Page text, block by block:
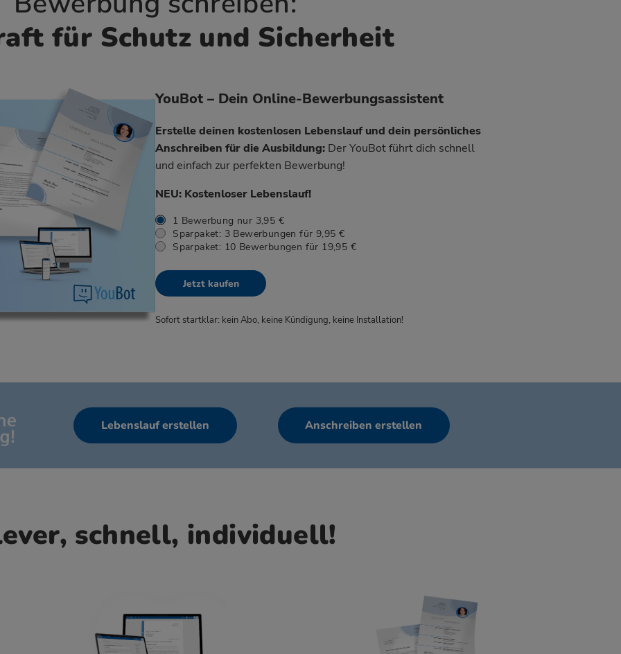
für Schutz und Sicherheit
YouBot – Dein Online-Bewerbungsassistent
Erstelle deinen kostenlosen Lebenslauf und dein persönliches
Anschreiben für die Ausbildung: Der YouBot führt dich schnell
und einfach zur perfekten Bewerbung!
NEU: Kostenloser Lebenslauf!
1 Bewerbung nur 3,95 €
Sparpaket: 3 Bewerbungen für 9,95 €
Sparpaket: 10 Bewerbungen für 19,95 €
Jetzt kaufen
Sofort startklar: kein Abo, keine Kündigung, keine Installation!
Lebenslauf erstellen Anschreiben erstellen
schnell, individuell!